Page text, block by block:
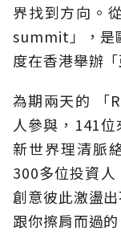
界找到方向。
summit」，是
度在香港舉辦「
為期兩天的 「
人參與，141
新世界理清脈
300多位投資
創意彼此激盪
跟你擦肩而過